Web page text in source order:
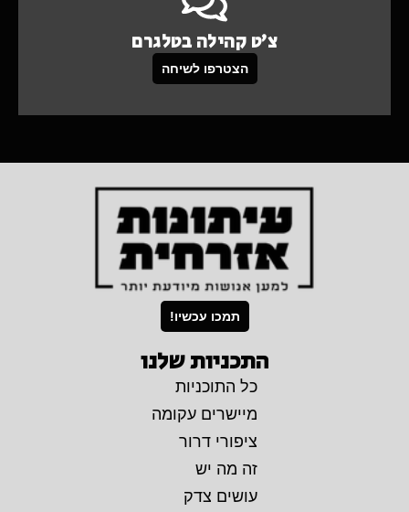
צ'ט קהילה בטלגרם
הצטרפו לשיחה
תמכו עכשיו!
התכניות שלנו
כל התוכניות
מיישרים עקומה
ציפורי דרור
זה מה יש
עושים צדק